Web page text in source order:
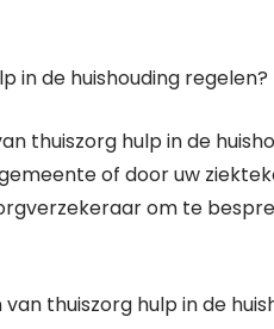
in de huishouding regelen?
thuiszorg hulp in de
of door uw
om te
thuiszorg hulp in de